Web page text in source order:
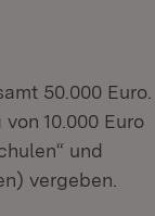
50.000 Euro.
10.000 Euro
und
vergeben.